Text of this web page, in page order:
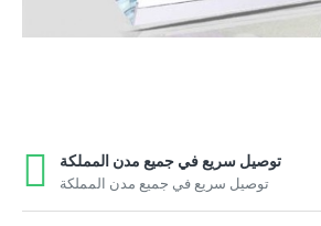
توصيل سريع في جميع مدن المملكة
توصيل سريع في جميع مدن المملكة